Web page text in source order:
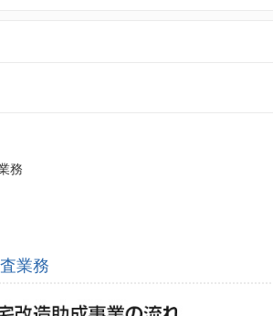
務
業務